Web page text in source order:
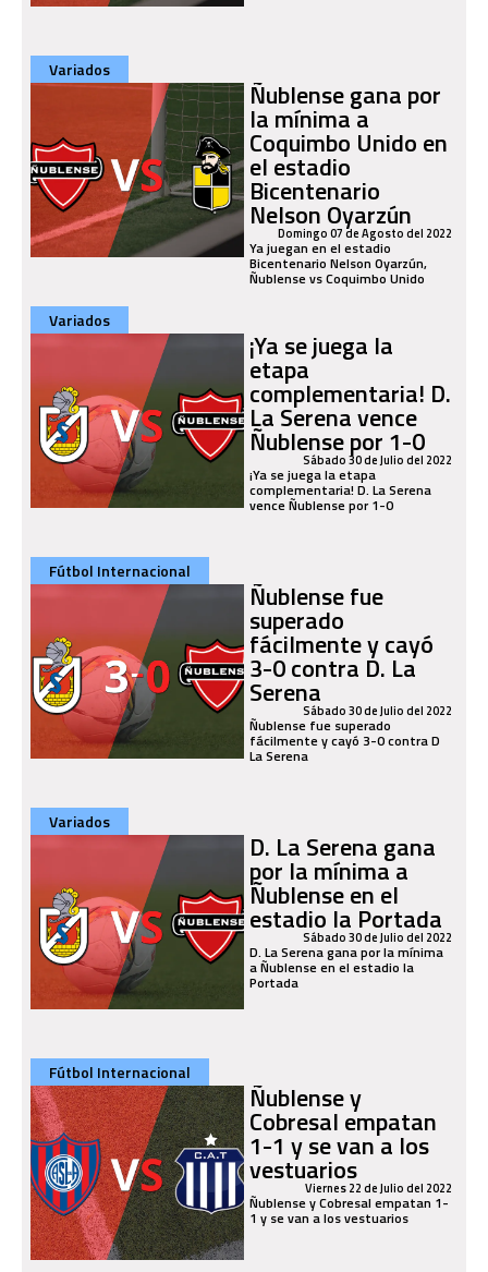
Variados
Ñublense gana por
la mínima a
Coquimbo Unido en
el estadio
Bicentenario
Nelson Oyarzún
Domingo 07 de Agosto del 2022
Ya juegan en el estadio
Bicentenario Nelson Oyarzún,
Ñublense vs Coquimbo Unido
Variados
¡Ya se juega la
etapa
complementaria! D.
La Serena vence
Ñublense por 1-0
Sábado 30 de Julio del 2022
¡Ya se juega la etapa
complementaria! D. La Serena
vence Ñublense por 1-0
Fútbol Internacional
Ñublense fue
superado
fácilmente y cayó
3-0 contra D. La
SerenaSábado 30 de Julio del 2022
Ñublense fue superado
fácilmente y cayó 3-0 contra D
La Serena
Variados
D. La Serena gana
por la mínima a
Ñublense en el
estadio la Portada
Sábado 30 de Julio del 2022
D. La Serena gana por la mínima
a Ñublense en el estadio la
Portada
Fútbol Internacional
Ñublense y
Cobresal empatan
1-1 y se van a los
vestuariosViernes 22 de Julio del 2022
Ñublense y Cobresal empatan 1-
1 y se van a los vestuarios